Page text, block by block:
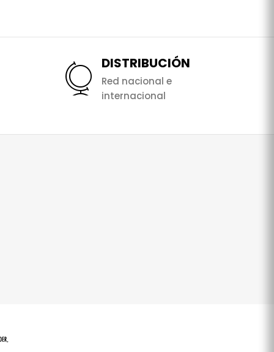
DISTRIBUCIÓN
Red nacional e
internacional